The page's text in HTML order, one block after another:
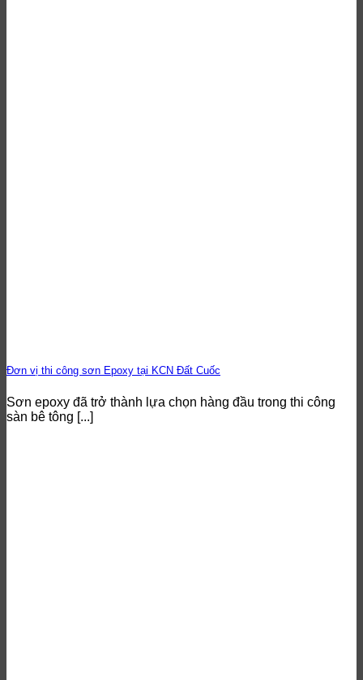
Đơn vị thi công sơn Epoxy tại KCN Đất Cuốc
Sơn epoxy đã trở thành lựa chọn hàng đầu trong thi công
sàn bê tông [...]